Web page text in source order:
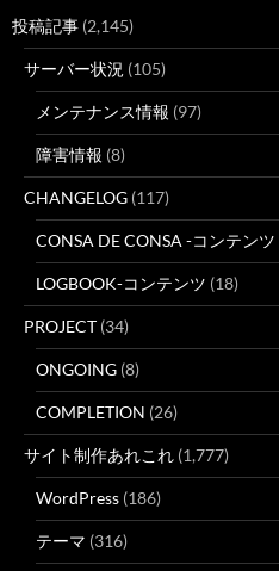
投稿記事 (2,145)
サーバー状況 (105)
メンテナンス情報 (97)
障害情報 (8)
CHANGELOG (117)
CONSA DE CONSA -コンテンツ
LOGBOOK-コンテンツ (18)
PROJECT (34)
ONGOING (8)
COMPLETION (26)
サイト制作あれこれ (1,777)
WordPress (186)
テーマ (316)